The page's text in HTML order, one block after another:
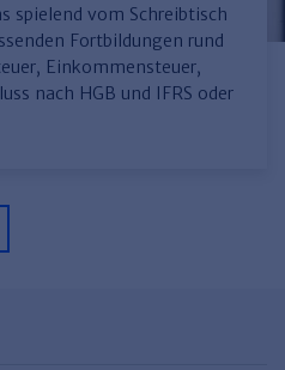
spielend vom Schreibtisch
Fortbildungen rund
Einkommensteuer,
nach HGB und IFRS oder